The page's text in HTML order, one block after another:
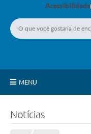
Acessibilidade
MENU
Notícias